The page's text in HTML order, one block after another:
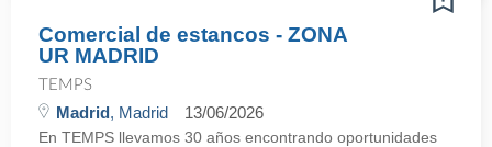
Comercial de estancos - ZONA
UR MADRID
TEMPS
Madrid, Madrid 13/06/2026
En TEMPS llevamos 30 años encontrando oportunidades